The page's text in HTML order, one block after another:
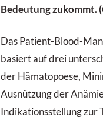
Bedeutung zukommt.
Das Patient-Blood-
basiert auf drei
der Hämatopoese,
Ausnützung der
Indikationsstellung